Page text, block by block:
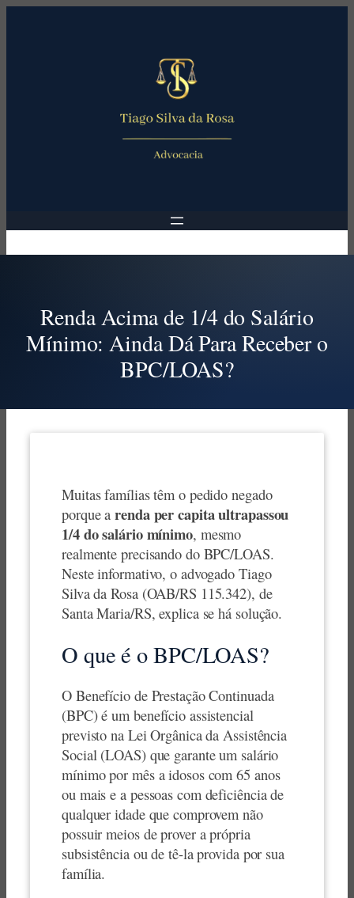
Renda Acima de 1/4 do Salário
Mínimo: Ainda Dá Para Receber o
BPC/LOAS?
Muitas famílias têm o pedido negado
porque arenda per capita ultrapassou
1/4 do salário mínimo, mesmo
realmente precisando do BPC/LOAS.
Neste informativo, o advogado Tiago
Silva da Rosa (OAB/RS 115.342), de
Santa Maria/RS, explica se há solução.
O que é o BPC/LOAS?
O Benefício de Prestação Continuada
(BPC) é um benefício assistencial
previsto na Lei Orgânica da Assistência
Social (LOAS) que garante um salário
mínimo por mês a idosos com 65 anos
ou mais e a pessoas com deficiência de
qualquer idade que comprovem não
possuir meios de prover a própria
subsistência ou de tê-la provida por sua
família.